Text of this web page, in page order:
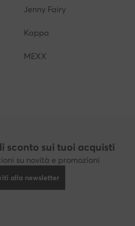
Jenny Fairy
Kappa
MEXX
sconto sui tuoi acquisti
su novità e promozioni
alla newsletter